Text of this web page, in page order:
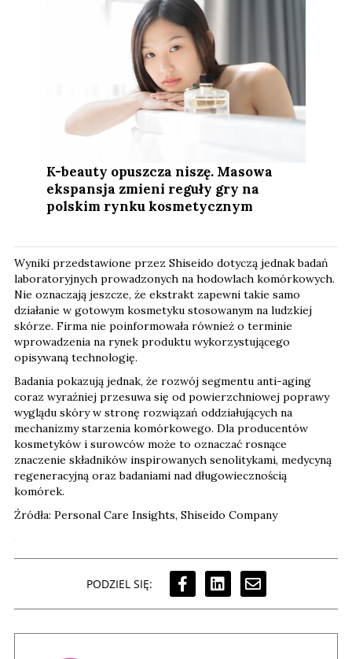
K-beauty opuszcza niszę. Masowa
ekspansja zmieni reguły gry na
polskim rynku kosmetycznym
Wyniki przedstawione przez Shiseido dotyczą jednak badań
laboratoryjnych prowadzonych na hodowlach komórkowych.
Nie oznaczają jeszcze, że ekstrakt zapewni takie samo
działanie w gotowym kosmetyku stosowanym na ludzkiej
skórze. Firma nie poinformowała również o terminie
wprowadzenia na rynek produktu wykorzystującego
opisywaną technologię.
Badania pokazują jednak, że rozwój segmentu anti-aging
coraz wyraźniej przesuwa się od powierzchniowej poprawy
wyglądu skóry w stronę rozwiązań oddziałujących na
mechanizmy starzenia komórkowego. Dla producentów
kosmetyków i surowców może to oznaczać rosnące
znaczenie składników inspirowanych senolitykami, medycyną
regeneracyjną oraz badaniami nad długowiecznością
komórek.
Źródła: Personal Care Insights, Shiseido Company
PODZIEL SIĘ: